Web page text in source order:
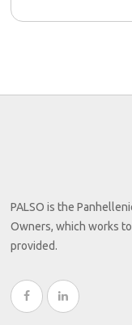
PALSO is the
Owners, which works
provided.